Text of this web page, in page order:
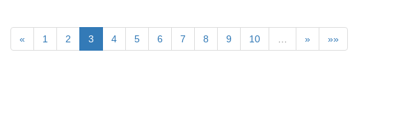
« 1 2 3 4 5 6 7 8 9 10 … » »»